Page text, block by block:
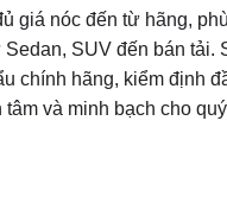
chính hãng, kiểm định
tâm và minh bạch cho